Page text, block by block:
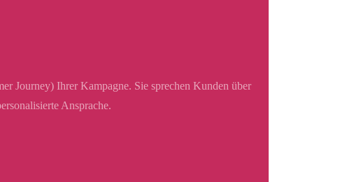
Journey) Ihrer Kampagne. Sie sprechen Kunden über
Ansprache.